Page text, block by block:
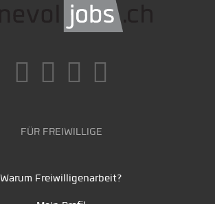
FÜR FREIWILLIGE
Warum Freiwilligenarbeit?